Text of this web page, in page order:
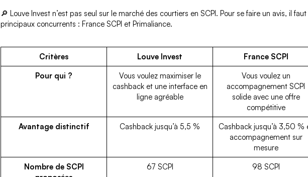
🔎 Louve Invest n’est pas seul sur le marché des courtiers en SCPI. Pour se faire un avis, il
principaux concurrents : France SCPI et Primaliance.
Critères Louve Invest
France SCPI
Pour qui ?
Vous voulez maximiser le
cashback et une interface en
ligne agréable
Vous voulez un
accompagnement SCPI
solide avec une offre
compétitive
Avantage distinctif
Cashback jusqu’à 5,5 %
Cashback jusqu’à 3,50 %
accompagnement sur
mesure
Nombre de SCPI
67 SCPI 98 SCPI